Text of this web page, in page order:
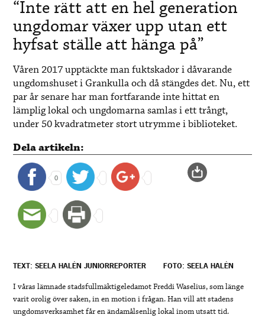
“Inte rätt att en hel generation
ungdomar växer upp utan ett
hyfsat ställe att hänga på”
Våren 2017 upptäckte man fuktskador i dåvarande
ungdomshuset i Grankulla och då stängdes det. Nu, ett
par år senare har man fortfarande inte hittat en
lämplig lokal och ungdomarna samlas i ett trångt,
under 50 kvadratmeter stort utrymme i biblioteket.
Dela artikeln:
0
TEXT: SEELA HALÉN JUNIORREPORTER FOTO: SEELA HALÉN
I våras lämnade stadsfullmäktigeledamot Freddi Waselius, som länge
varit orolig över saken, in en motion i frågan. Han vill att stadens
ungdomsverksamhet får en ändamålsenlig lokal inom utsatt tid.